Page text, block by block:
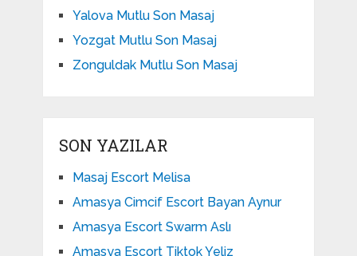
Yalova Mutlu Son Masaj
Yozgat Mutlu Son Masaj
Zonguldak Mutlu Son Masaj
SON YAZILAR
Masaj Escort Melisa
Amasya Cimcif Escort Bayan Aynur
Amasya Escort Swarm Aslı
Amasya Escort Tiktok Yeliz